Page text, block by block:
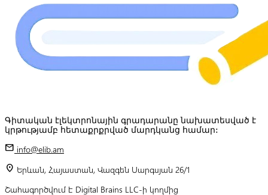
Գիտական էլեկտրոնային գրադարանը նախատեսված է
կրթությամբ հետաքրքրված մարդկանց համար:
mail info@elib.am
location_on Երևան, Հայաստան, Վազգեն Սարգսյան 26/1
Շահագործվում է Digital Brains LLC-ի կողմից